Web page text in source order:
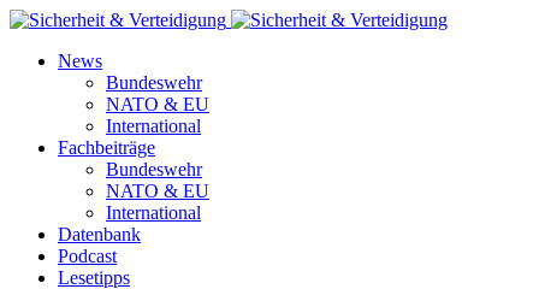
News
Bundeswehr
NATO & EU
International
Fachbeiträge
Bundeswehr
NATO & EU
International
Datenbank
Podcast
Lesetipps